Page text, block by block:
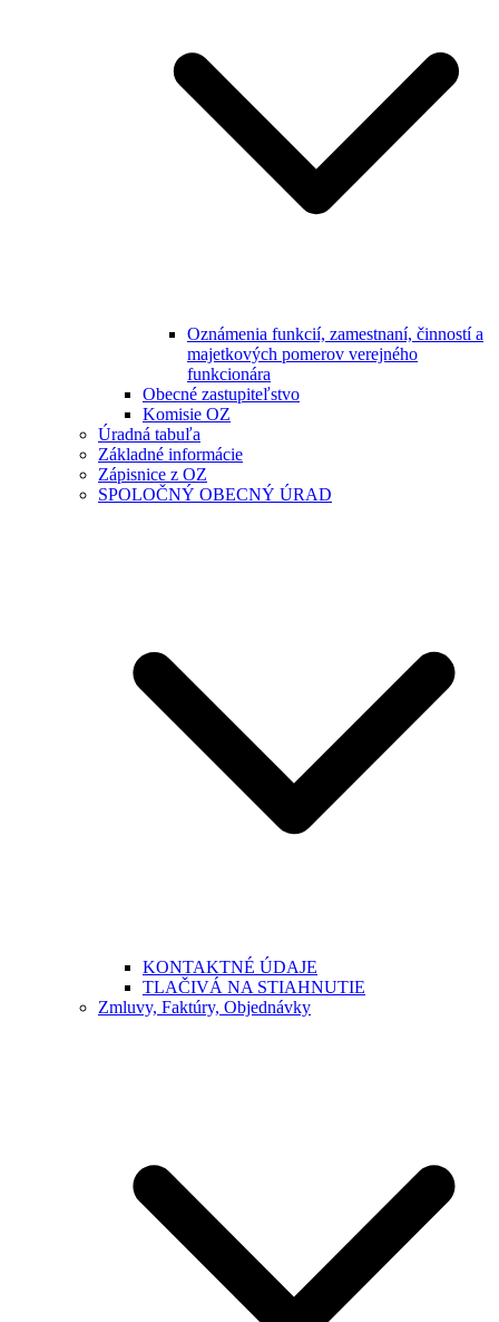
Oznámenia funkcií, zamestnaní, činností a
majetkových pomerov verejného
funkcionára
Obecné zastupiteľstvo
Komisie OZ
Úradná tabuľa
Základné informácie
Zápisnice z OZ
SPOLOČNÝ OBECNÝ ÚRAD
KONTAKTNÉ ÚDAJE
TLAČIVÁ NA STIAHNUTIE
Zmluvy, Faktúry, Objednávky